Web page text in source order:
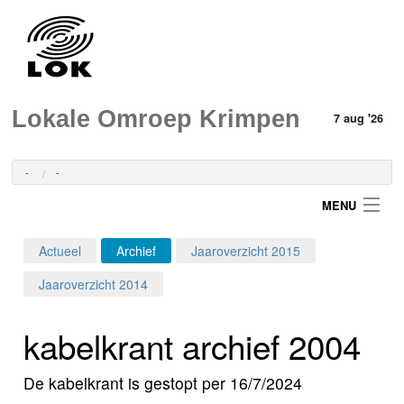
Lokale Omroep Krimpen 7 aug '26
- -
MENU
Programma's
Actueel Archief
Jaaroverzicht 2015
Jaaroverzicht 2014
kabelkrant archief 2004
De kabelkrant is gestopt per 16/7/2024